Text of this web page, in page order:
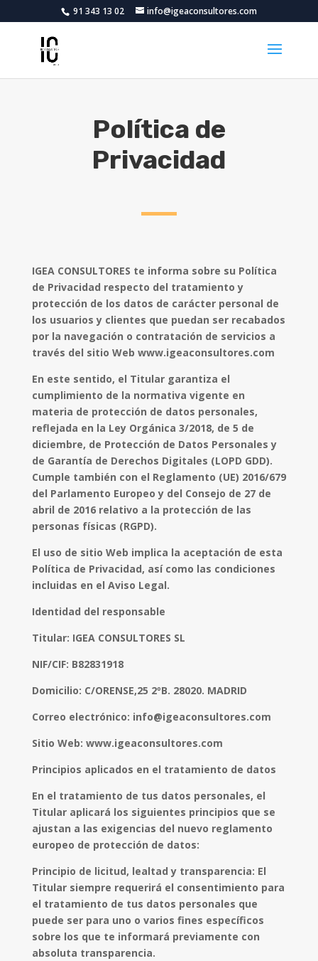
91 343 13 02 info@igeaconsultores.com
Política de
Privacidad
IGEA CONSULTORES te informa sobre su Política
de Privacidad respecto del tratamiento y
protección de los datos de carácter personal de
los usuarios y clientes que puedan ser recabados
por la navegación o contratación de servicios a
través del sitio Web www.igeaconsultores.com
En este sentido, el Titular garantiza el
cumplimiento de la normativa vigente en
materia de protección de datos personales,
reflejada en la Ley Orgánica 3/2018, de 5 de
diciembre, de Protección de Datos Personales y
de Garantía de Derechos Digitales (LOPD GDD).
Cumple también con el Reglamento (UE) 2016/679
del Parlamento Europeo y del Consejo de 27 de
abril de 2016 relativo a la protección de las
personas físicas (RGPD).
El uso de sitio Web implica la aceptación de esta
Política de Privacidad, así como las condiciones
incluidas en el Aviso Legal.
Identidad del responsable
Titular: IGEA CONSULTORES SL
NIF/CIF: B82831918
Domicilio: C/ORENSE,25 2ºB. 28020. MADRID
Correo electrónico: info@igeaconsultores.com
Sitio Web: www.igeaconsultores.com
Principios aplicados en el tratamiento de datos
En el tratamiento de tus datos personales, el
Titular aplicará los siguientes principios que se
ajustan a las exigencias del nuevo reglamento
europeo de protección de datos:
Principio de licitud, lealtad y transparencia: El
Titular siempre requerirá el consentimiento para
el tratamiento de tus datos personales que
puede ser para uno o varios fines específicos
sobre los que te informará previamente con
absoluta transparencia.